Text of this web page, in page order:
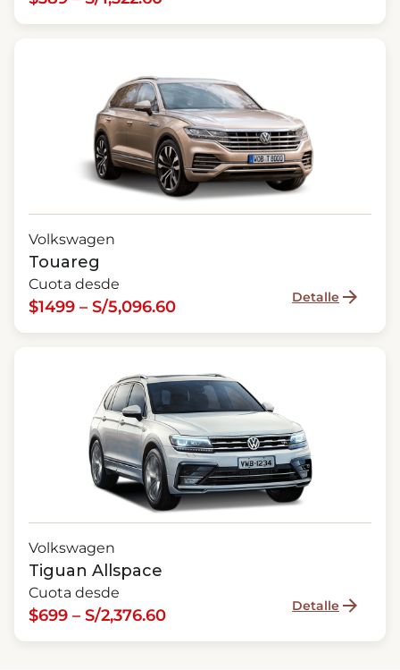
Volkswagen
Touareg
Cuota desde
$1499 – S/5,096.60 Detalle
Volkswagen
Tiguan Allspace
Cuota desde
$699 – S/2,376.60 Detalle